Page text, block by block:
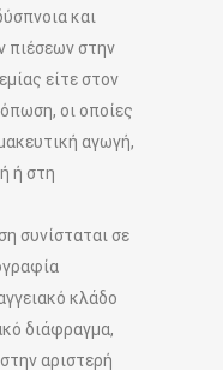
και
πιέσεων στην
είτε στον
οι οποίες
αγωγή,
ή στη
συνίσταται σε
κλάδο
διάφραγμα,
αριστερή